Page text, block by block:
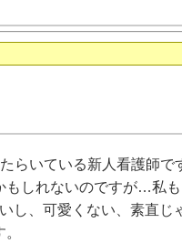
らいている新人看護師で
もしれないのですが…私
し、可愛くない、素直じ